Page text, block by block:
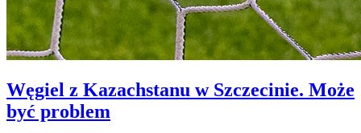
Węgiel z Kazachstanu w Szczecinie. Może
być problem